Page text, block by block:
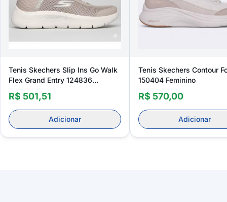
Tenis Skechers Slip Ins Go Walk
Flex Grand Entry 124836
Feminino
R$ 501,51
Adicionar
Tenis Skechers Contour
150404 Feminino
R$ 570,00
Adicionar